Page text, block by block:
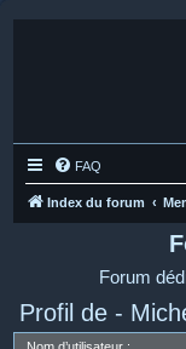
FAQ
Index du forum
Forum
Profil de -